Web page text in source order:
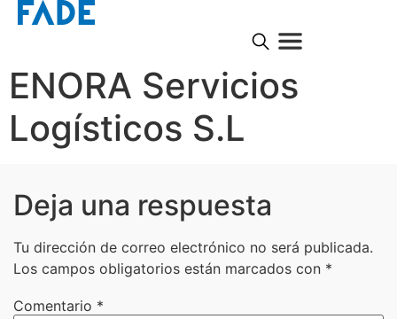
ENORA Servicios
Logísticos S.L
Deja una respuesta
Tu dirección de correo electrónico no será publicada.
Los campos obligatorios están marcados con *
Comentario *